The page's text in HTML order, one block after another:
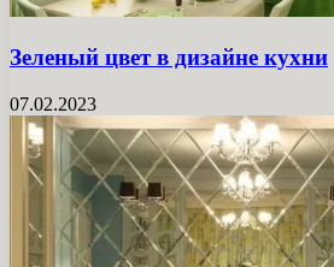
Зеленый цвет в дизайне кухни
07.02.2023